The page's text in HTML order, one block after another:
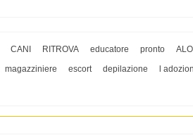
CANI RITROVA educatore pronto
magazziniere escort depilazione l